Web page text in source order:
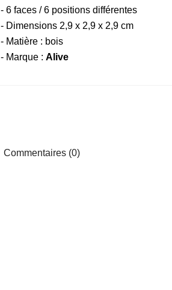
- 6 faces / 6 positions différentes
- Dimensions 2,9 x 2,9 x 2,9 cm
- Matière : bois
- Marque : Alive
Commentaires (0)